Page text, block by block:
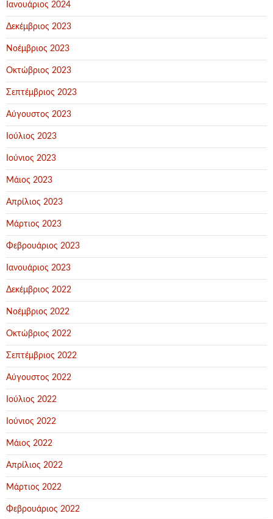
Ιανουάριος 2024
Δεκέμβριος 2023
Νοέμβριος 2023
Οκτώβριος 2023
Σεπτέμβριος 2023
Αύγουστος 2023
Ιούλιος 2023
Ιούνιος 2023
Μάιος 2023
Απρίλιος 2023
Μάρτιος 2023
Φεβρουάριος 2023
Ιανουάριος 2023
Δεκέμβριος 2022
Νοέμβριος 2022
Οκτώβριος 2022
Σεπτέμβριος 2022
Αύγουστος 2022
Ιούλιος 2022
Ιούνιος 2022
Μάιος 2022
Απρίλιος 2022
Μάρτιος 2022
Φεβρουάριος 2022